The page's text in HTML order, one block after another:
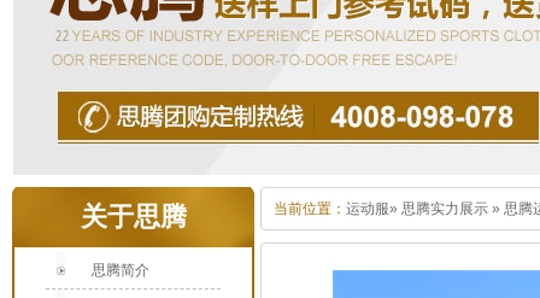
关于思腾
思腾简介
当前位置： 运动服» 思腾实力展示 » 思腾